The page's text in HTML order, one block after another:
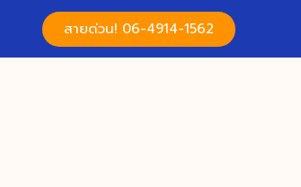
สายด่วน! 06-4914-1562